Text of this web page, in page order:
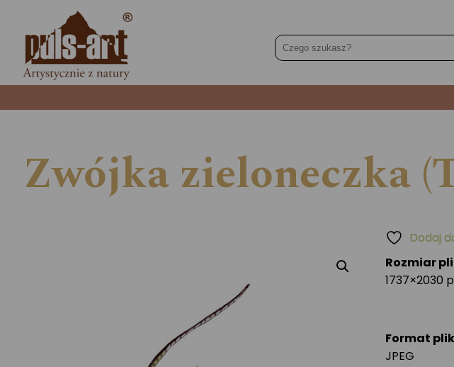
Zwójka zieloneczka
Rozmiar
1737×2030
Format
JPEG
Dodaj